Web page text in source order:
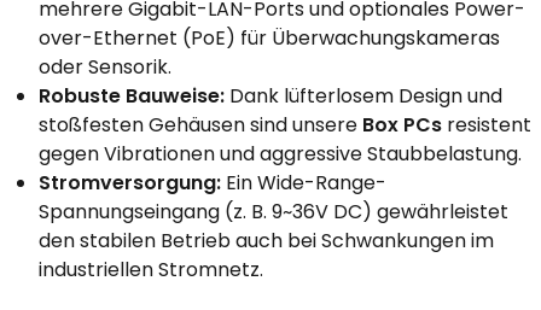
mehrere Gigabit-LAN-Ports und optionales Power-
over-Ethernet (PoE) für Überwachungskameras
oder Sensorik.
Robuste Bauweise: Dank lüfterlosem Design und
stoßfesten Gehäusen sind unsere Box PCs resistent
gegen Vibrationen und aggressive Staubbelastung.
Stromversorgung: Ein Wide-Range-
Spannungseingang (z. B. 9~36V DC) gewährleistet
den stabilen Betrieb auch bei Schwankungen im
industriellen Stromnetz.